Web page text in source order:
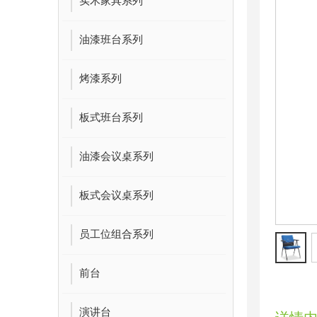
油漆班台系列
烤漆系列
板式班台系列
油漆会议桌系列
板式会议桌系列
员工位组合系列
前台
演讲台